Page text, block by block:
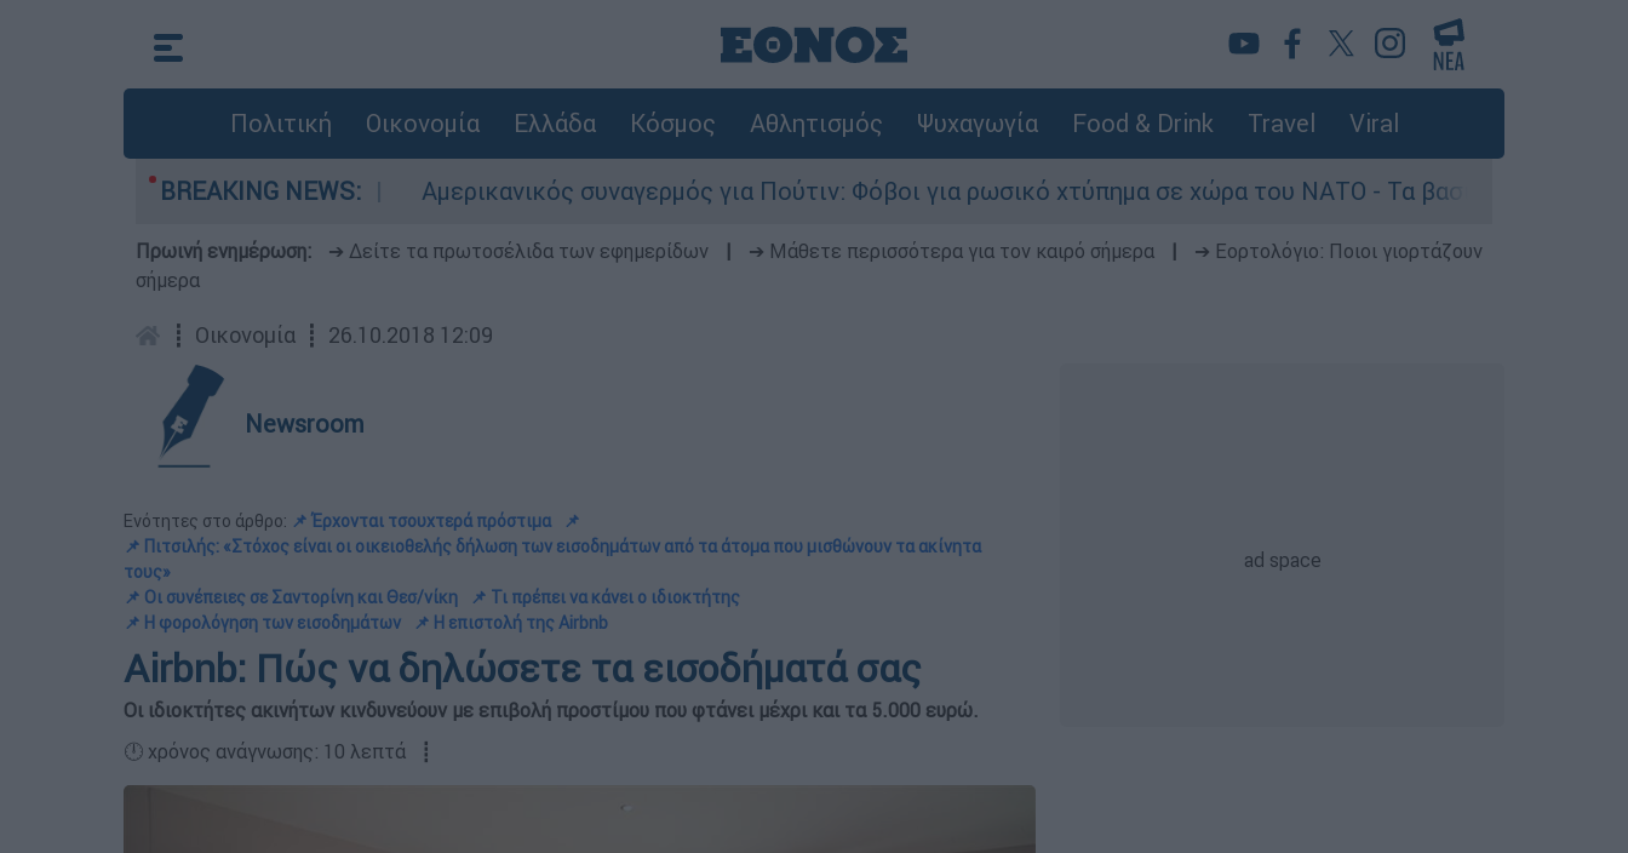
Πολιτική Οικονομία Ελλάδα Κόσμος Αθλητισμός Ψυχαγωγία Food & Drink Travel Viral
BREAKING NEWS:
σε red code Αμερικανικός συναγερμός για Πούτιν: Φόβοι για ρωσικό χτύπημα σε χώρα του ΝΑΤΟ - Τα βασικά σενάρια έως το 2029
Πρωινή ενημέρωση: ➔ Δείτε τα πρωτοσέλιδα των εφημερίδων ➔ Μάθετε περισσότερα για τον καιρό σήμερα
➔ Εορτολόγιο: Ποιοι γιορτάζουν
σήμερα
┋ Οικονομία ┋ 26.10.2018 12:09
Newsroom
Ενότητες στο άρθρο: 📌 Έρχονται τσουχτερά πρόστιμα
📌
📌 Πιτσιλής: «Στόχος είναι οι οικειοθελής δήλωση των εισοδημάτων από τα άτομα που μισθώνουν τα ακίνητα
τους»
📌 Οι συνέπειες σε Σαντορίνη και Θεσ/νίκη
📌 Τι πρέπει να κάνει ο ιδιοκτήτης
📌 Η φορολόγηση των εισοδημάτων
📌 H επιστολή της Αirbnb
Airbnb: Πώς να δηλώσετε τα εισοδήματά σας
Οι ιδιοκτήτες ακινήτων κινδυνεύουν με επιβολή προστίμου που φτάνει μέχρι και τα 5.000 ευρώ.
🕛 χρόνος ανάγνωσης: 10 λεπτά ┋